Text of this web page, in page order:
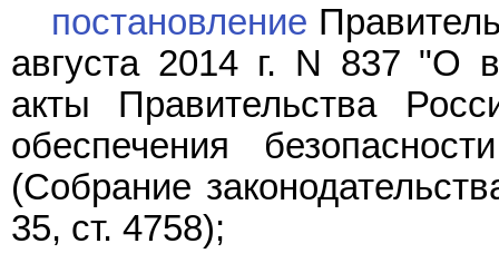
постановление
августа 2014 г. N 837 "О
акты Правительства
обеспечения
(Собрание
35, ст. 4758);